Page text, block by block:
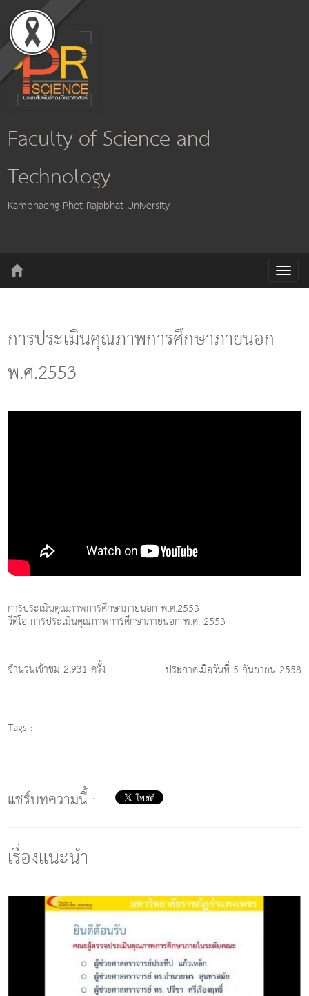
Faculty of Science and
Technology
Kamphaeng Phet Rajabhat University
T
o
g
การประเมินคุณภาพการศึกษาภายนอก
พ.ศ.2553
การประเมินคุณภาพการศึกษาภายนอก พ.ศ.2553
วีดีโอ การประเมินคุณภาพการศึกษาภายนอก พ.ศ. 2553
จำนวนเข้าชม 2,931 ครั้ง ประกาศเมื่อวันที่ 5 กันยายน 2558
Tags :
แชร์บทความนี้ :
เรื่องแนะนำ